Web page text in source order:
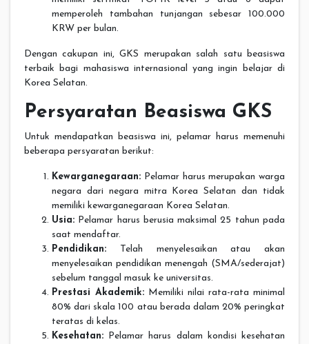
memperoleh tambahan tunjangan sebesar 100.000
KRW per bulan.
Dengan cakupan ini, GKS merupakan salah satu beasiswa
terbaik bagi mahasiswa internasional yang ingin belajar di
Korea Selatan.
Persyaratan Beasiswa GKS
Untuk mendapatkan beasiswa ini, pelamar harus memenuhi
beberapa persyaratan berikut:
Kewarganegaraan: Pelamar harus merupakan warga
negara dari negara mitra Korea Selatan dan tidak
memiliki kewarganegaraan Korea Selatan.
Usia: Pelamar harus berusia maksimal 25 tahun pada
saat mendaftar.
Pendidikan: Telah menyelesaikan atau akan
menyelesaikan pendidikan menengah (SMA/sederajat)
sebelum tanggal masuk ke universitas.
Prestasi Akademik: Memiliki nilai rata-rata minimal
80% dari skala 100 atau berada dalam 20% peringkat
teratas di kelas.
Kesehatan: Pelamar harus dalam kondisi kesehatan